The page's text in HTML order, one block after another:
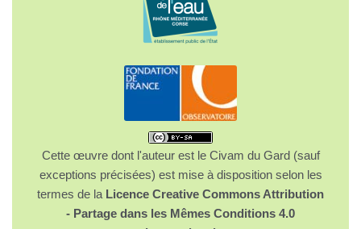
Cette œuvre dont l'auteur est le Civam du Gard (sauf
exceptions précisées) est mise à disposition selon les
termes de la Licence Creative Commons Attribution
- Partage dans les Mêmes Conditions 4.0